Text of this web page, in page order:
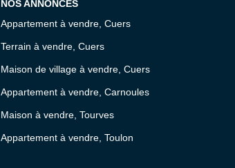
NOS ANNONCES
Appartement à vendre, Cuers
Terrain à vendre, Cuers
Maison de village à vendre, Cuers
Appartement à vendre, Carnoules
Maison à vendre, Tourves
Appartement à vendre, Toulon